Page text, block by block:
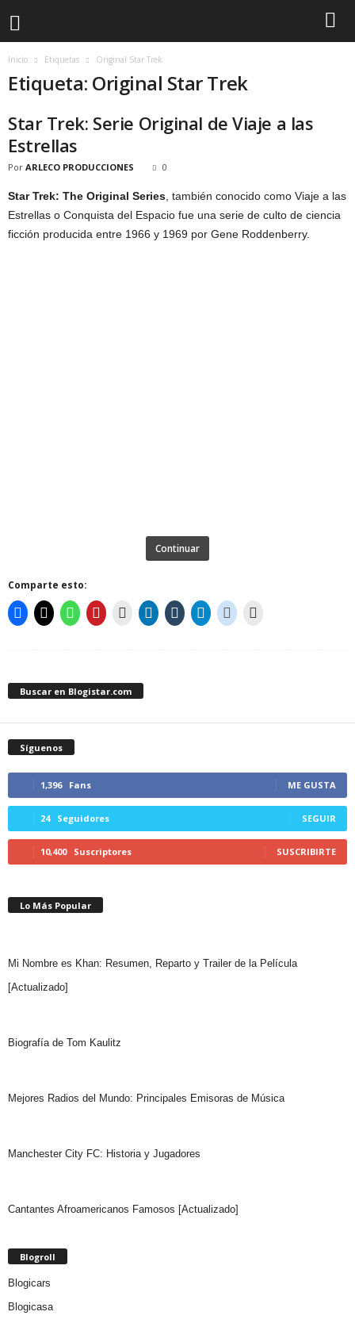
Inicio Etiquetas Original Star Trek
Etiqueta: Original Star Trek
Star Trek: Serie Original de Viaje a las
Estrellas
Por ARLECO PRODUCCIONES 0
Star Trek: The Original Series , también conocido como Viaje a las
Estrellas o Conquista del Espacio fue una serie de culto de ciencia
ficción producida entre 1966 y 1969 por Gene Roddenberry.
Continuar
Comparte esto:
Buscar en Blogistar.com
Síguenos
1,396 Fans ME GUSTA
24 Seguidores SEGUIR
10,400 Suscriptores SUSCRIBIRTE
Lo Más Popular
Mi Nombre es Khan: Resumen, Reparto y Trailer de la Película
[Actualizado]
Biografía de Tom Kaulitz
Mejores Radios del Mundo: Principales Emisoras de Música
Manchester City FC: Historia y Jugadores
Cantantes Afroamericanos Famosos [Actualizado]
Blogroll
Blogicars
Blogicasa